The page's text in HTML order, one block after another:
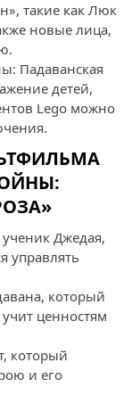
такие как Люк
новые лица,
Падаванская
детей,
Lego можно
Джедая,
управлять
который
ценностям
который
и его